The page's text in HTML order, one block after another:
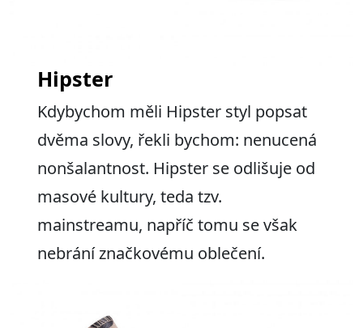
Hipster
Kdybychom měli Hipster styl popsat
dvěma slovy, řekli bychom: nenucená
nonšalantnost. Hipster se odlišuje od
masové kultury, teda tzv.
mainstreamu, napříč tomu se však
nebrání značkovému oblečení.